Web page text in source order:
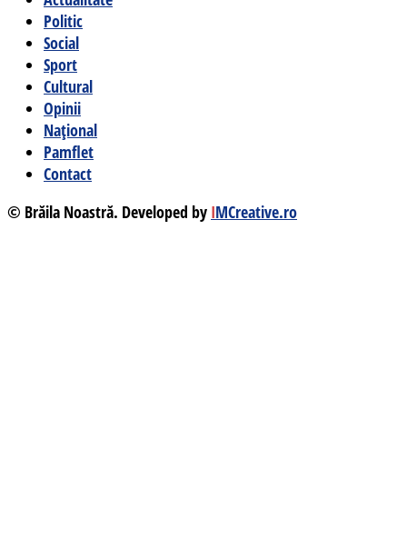
Politic
Social
Sport
Cultural
Opinii
Național
Pamflet
Contact
© Brăila Noastră. Developed by IMCreative.ro